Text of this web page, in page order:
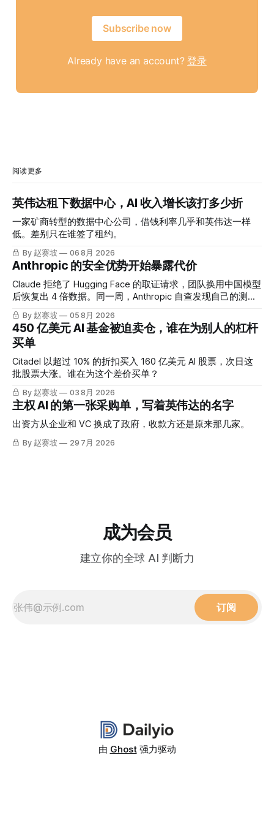
Subscribe now
Already have an account?登录
阅读更多
英伟达租下数据中心，AI 收入增长该打多少折
一家矿商转型的数据中心公司，借钱利率几乎和英伟达一样
低。差别只在谁签了租约。
By 赵赛坡 06 8月 2026
Anthropic 的安全优势开始暴露代价
Claude 拒绝了 Hugging Face 的取证请求，团队换用中国模型
后恢复出 4 倍数据。同一周，Anthropic 自查发现自己的测试
也出了问题。
By 赵赛坡 05 8月 2026
450 亿美元 AI 基金被迫卖仓，谁在为别人的杠杆
买单
Citadel 以超过 10% 的折扣买入 160 亿美元 AI 股票，次日这
批股票大涨。谁在为这个差价买单？
By 赵赛坡 03 8月 2026
主权 AI 的第一张采购单，写着英伟达的名字
出资方从企业和 VC 换成了政府，收款方还是原来那几家。
By 赵赛坡 29 7月 2026
成为会员
建立你的全球 AI 判断力
订阅
由 Ghost强力驱动